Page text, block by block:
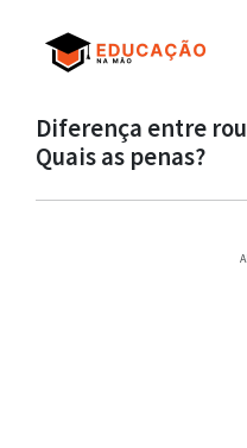
Diferença entre
Quais as penas?